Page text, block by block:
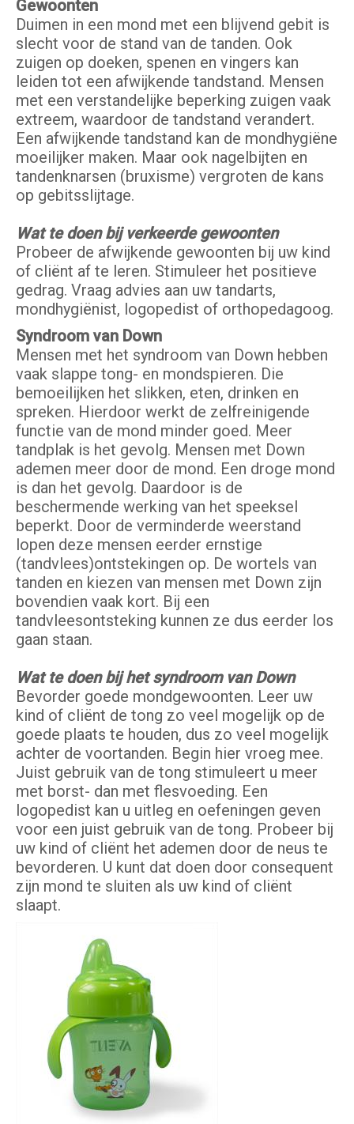
Gewoonten
Duimen in een mond met een blijvend gebit is
slecht voor de stand van de tanden. Ook
zuigen op doeken, spenen en vingers kan
leiden tot een afwijkende tandstand. Mensen
met een verstandelijke beperking zuigen vaak
extreem, waardoor de tandstand verandert.
Een afwijkende tandstand kan de mondhygiëne
moeilijker maken. Maar ook nagelbijten en
tandenknarsen (bruxisme) vergroten de kans
op gebitsslijtage.
Wat te doen bij verkeerde gewoonten
Probeer de afwijkende gewoonten bij uw kind
of cliënt af te leren. Stimuleer het positieve
gedrag. Vraag advies aan uw tandarts,
mondhygiënist, logopedist of orthopedagoog.
Syndroom van Down
Mensen met het syndroom van Down hebben
vaak slappe tong- en mondspieren. Die
bemoeilijken het slikken, eten, drinken en
spreken. Hierdoor werkt de zelfreinigende
functie van de mond minder goed. Meer
tandplak is het gevolg. Mensen met Down
ademen meer door de mond. Een droge mond
is dan het gevolg. Daardoor is de
beschermende werking van het speeksel
beperkt. Door de verminderde weerstand
lopen deze mensen eerder ernstige
(tandvlees)ontstekingen op. De wortels van
tanden en kiezen van mensen met Down zijn
bovendien vaak kort. Bij een
tandvleesontsteking kunnen ze dus eerder los
gaan staan.
Wat te doen bij het syndroom van Down
Bevorder goede mondgewoonten. Leer uw
kind of cliënt de tong zo veel mogelijk op de
goede plaats te houden, dus zo veel mogelijk
achter de voortanden. Begin hier vroeg mee.
Juist gebruik van de tong stimuleert u meer
met borst- dan met flesvoeding. Een
logopedist kan u uitleg en oefeningen geven
voor een juist gebruik van de tong. Probeer bij
uw kind of cliënt het ademen door de neus te
bevorderen. U kunt dat doen door consequent
zijn mond te sluiten als uw kind of cliënt
slaapt.